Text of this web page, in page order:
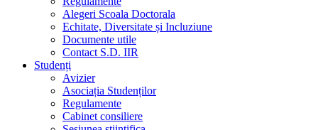
Alegeri Scoala Doctorala
Echitate, Diversitate și Incluziune
Documente utile
Contact S.D. IIR
Studenți
Avizier
Asociația Studenților
Regulamente
Cabinet consiliere